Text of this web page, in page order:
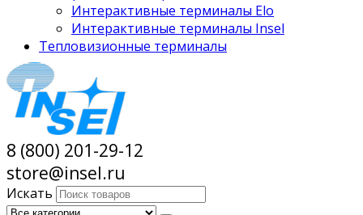
Интерактивные терминалы Elo
Интерактивные терминалы Insel
Тепловизионные терминалы
8 (800) 201-29-12
store@insel.ru
Искать